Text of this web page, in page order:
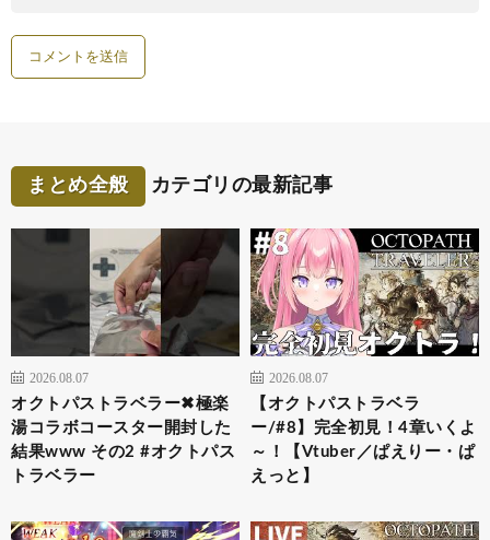
まとめ全般 カテゴリの最新記事
2026.08.07
オクトパストラベラー✖︎極楽
湯コラボコースター開封した
結果www その2 #オクトパス
トラベラー
2026.08.07
【オクトパストラベラ
ー/#8】完全初見！4章いくよ
～！【Vtuber／ぱえりー・ぱ
えっと】